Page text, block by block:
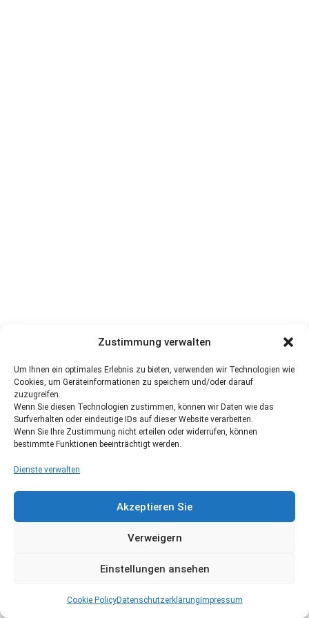
Zustimmung verwalten
Um Ihnen ein optimales Erlebnis zu bieten, verwenden wir Technologien wie
Cookies, um Geräteinformationen zu speichern und/oder darauf
zuzugreifen.
Wenn Sie diesen Technologien zustimmen, können wir Daten wie das
Surfverhalten oder eindeutige IDs auf dieser Website verarbeiten.
Wenn Sie Ihre Zustimmung nicht erteilen oder widerrufen, können
bestimmte Funktionen beeinträchtigt werden.
Dienste verwalten
Akzeptieren Sie
Verweigern
Einstellungen ansehen
Cookie PolicyDatenschutzerklärung Impressum